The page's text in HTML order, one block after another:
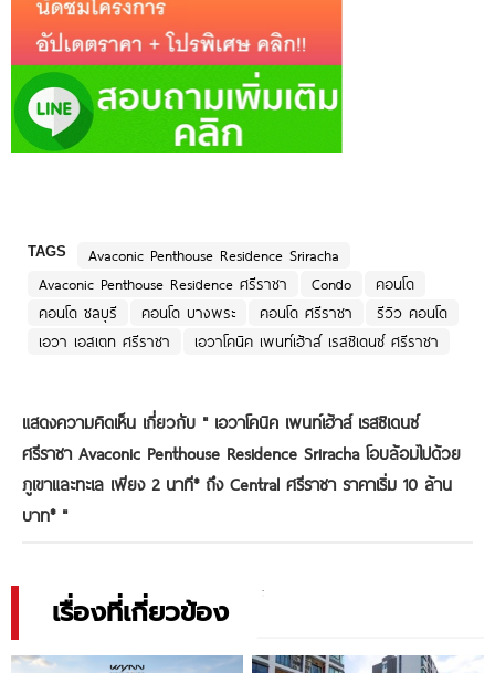
TAGS
Avaconic Penthouse Residence Sriracha
Avaconic Penthouse Residence ศรีราชา
Condo
คอนโด
คอนโด ชลบุรี
คอนโด บางพระ คอนโด ศรีราชา
รีวิว คอนโด
เอวา เอสเตท ศรีราชา
เอวาโคนิค เพนท์เฮ้าส์ เรสซิเดนซ์ ศรีราชา
แสดงความคิดเห็น เกี่ยวกับ " เอวาโคนิค เพนท์เฮ้าส์ เรสซิเดนซ์
ศรีราชา Avaconic Penthouse Residence Sriracha โอบล้อมไปด้วย
ภูเขาและทะเล เพียง 2 นาที* ถึง Central ศรีราชา ราคาเริ่ม 10 ล้าน
บาท*"
เรื่องที่เกี่ยวข้อง